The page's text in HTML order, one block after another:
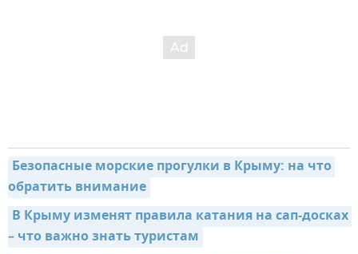
Безопасные морские прогулки в Крыму: на что
обратить внимание
В Крыму изменят правила катания на сап-досках
– что важно знать туристам